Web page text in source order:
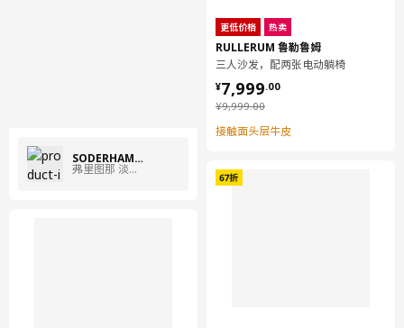
SÖDERHAMN 索德汉
弗里图那 淡米色
更低价格 热卖
RULLERUM 鲁勒鲁姆
三人沙发，配两张电动躺椅
¥9,999.00
¥ 9999.00
¥7,999.00
¥ 7999.00
接触面头层牛皮